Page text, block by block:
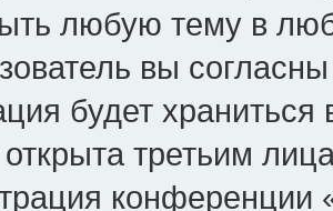
любую тему в
вы
будет
открыта третьим
конференции